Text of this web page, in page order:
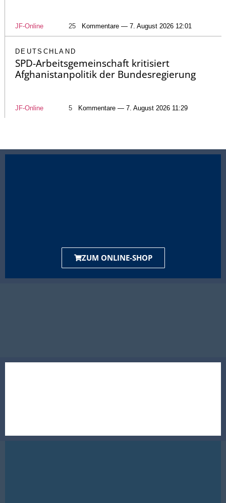
JF-Online 25 Kommentare — 7. August 2026 12:01
DEUTSCHLAND
SPD-Arbeitsgemeinschaft kritisiert
Afghanistanpolitik der Bundesregierung
JF-Online 5 Kommentare — 7. August 2026 11:29
ZUM ONLINE-SHOP